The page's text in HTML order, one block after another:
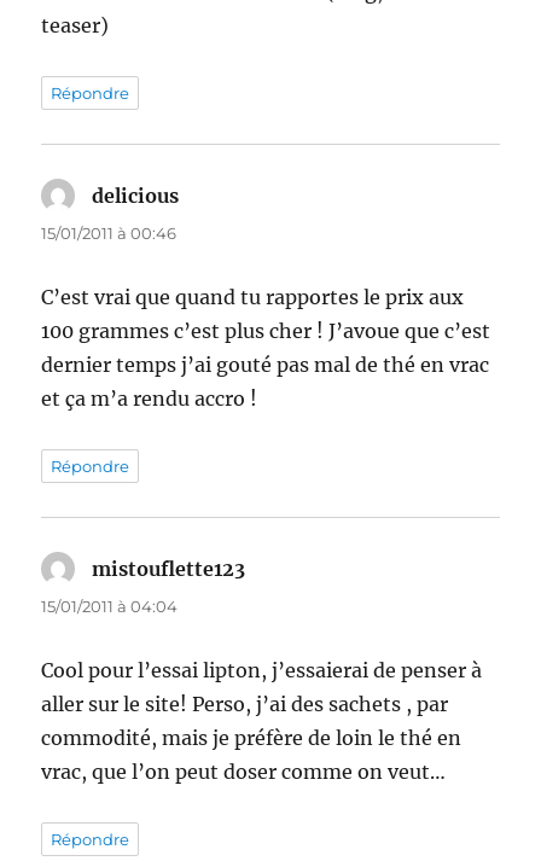
teaser)
Répondre
delicious
15/01/2011 à 00:46
C’est vrai que quand tu rapportes le prix aux
100 grammes c’est plus cher ! J’avoue que c’est
dernier temps j’ai gouté pas mal de thé en vrac
et ça m’a rendu accro !
Répondre
mistouflette123
15/01/2011 à 04:04
Cool pour l’essai lipton, j’essaierai de penser à
aller sur le site! Perso, j’ai des sachets , par
commodité, mais je préfère de loin le thé en
vrac, que l’on peut doser comme on veut…
Répondre